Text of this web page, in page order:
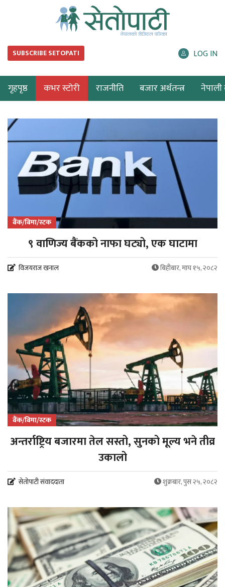
SUBSCRIBE SETOPATI LOG IN
गृहपृष्ठ कभर स्टोरी राजनीति बजार अर्थतन्त्र नेपाली
बैंक/बिमा/स्टक
९ वाणिज्य बैंकको नाफा घट्यो, एक घाटामा
विजयराज खनाल बिहीबार, माघ १५, २०८२
बैंक/बिमा/स्टक
अन्तर्राष्ट्रिय बजारमा तेल सस्तो, सुनको मूल्य भने तीव्र
उकालो
सेतोपाटी संवाददाता शुक्रबार, पुस २५, २०८२